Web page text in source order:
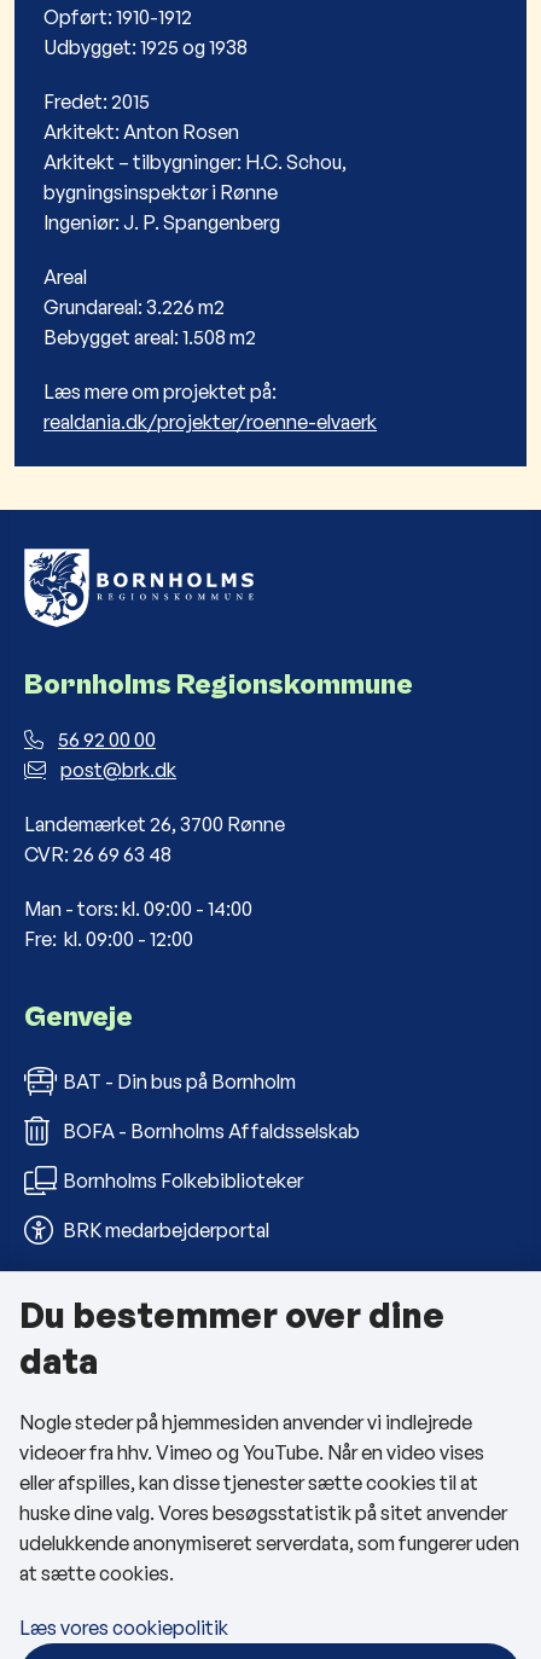
Opført: 1910-1912
Udbygget: 1925 og 1938
Fredet: 2015
Arkitekt: Anton Rosen
Arkitekt – tilbygninger: H.C. Schou,
bygningsinspektør i Rønne
Ingeniør: J. P. Spangenberg
Areal
Grundareal: 3.226 m2
Bebygget areal: 1.508 m2
Læs mere om projektet på:
realdania.dk/projekter/roenne-elvaerk
Bornholms Regionskommune
56 92 00 00
post@brk.dk
Landemærket 26, 3700 Rønne
CVR: 26 69 63 48
Man - tors: kl. 09:00 - 14:00
Fre: kl. 09:00 - 12:00
Genveje
BAT - Din bus på Bornholm
BOFA - Bornholms Affaldsselskab
Bornholms Folkebiblioteker
BRK medarbejderportal
Om kommunen
Kontakt os
Telefon- og åbningstider
Tilgængelighedserklæring
Privatlivspolitik
Cookies
Du bestemmer over dine
data
Nogle steder på hjemmesiden anvender vi indlejrede
videoer fra hhv. Vimeo og YouTube. Når en video vises
eller afspilles, kan disse tjenester sætte cookies til at
huske dine valg. Vores besøgsstatistik på sitet anvender
udelukkende anonymiseret serverdata, som fungerer uden
at sætte cookies.
Læs vores cookiepolitik